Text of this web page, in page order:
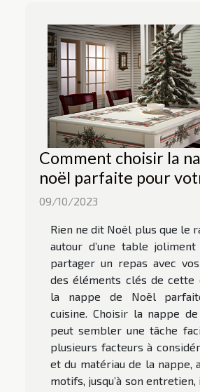
Comment choisir la
noël parfaite pour
09/10/2023
Rien ne dit Noël plus que le
autour d’une table
partager un repas avec vos
des éléments clés de cette
la nappe de Noël
cuisine. Choisir la nappe
peut sembler une tâche
plusieurs facteurs à
et du matériau de la nappe,
motifs, jusqu’à son entretien,